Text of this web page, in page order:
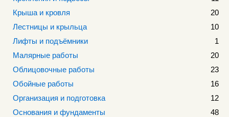
Крыша и кровля
20
Лестницы и крыльца
10
Лифты и подъёмники
1
Малярные работы
20
Облицовочные работы
23
Обойные работы
16
Организация и подготовка
12
Основания и фундаменты
48